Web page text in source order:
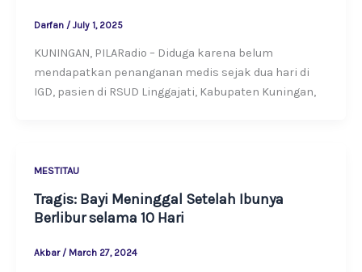
Darfan / July 1, 2025
KUNINGAN, PILARadio – Diduga karena belum
mendapatkan penanganan medis sejak dua hari di
IGD, pasien di RSUD Linggajati, Kabupaten Kuningan,
MESTITAU
Tragis: Bayi Meninggal Setelah Ibunya
Berlibur selama 10 Hari
Akbar / March 27, 2024